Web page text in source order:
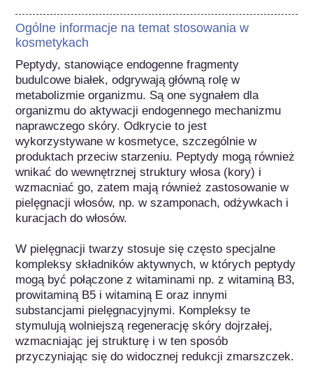
Ogólne informacje na temat stosowania w
kosmetykach
Peptydy, stanowiące endogenne fragmenty
budulcowe białek, odgrywają główną rolę w
metabolizmie organizmu. Są one sygnałem dla
organizmu do aktywacji endogennego mechanizmu
naprawczego skóry. Odkrycie to jest
wykorzystywane w kosmetyce, szczególnie w
produktach przeciw starzeniu. Peptydy mogą również
wnikać do wewnętrznej struktury włosa (kory) i
wzmacniać go, zatem mają również zastosowanie w
pielęgnacji włosów, np. w szamponach, odżywkach i
kuracjach do włosów.
W pielęgnacji twarzy stosuje się często specjalne
kompleksy składników aktywnych, w których peptydy
mogą być połączone z witaminami np. z witaminą B3,
prowitaminą B5 i witaminą E oraz innymi
substancjami pielęgnacyjnymi. Kompleksy te
stymulują wolniejszą regenerację skóry dojrzałej,
wzmacniając jej strukturę i w ten sposób
przyczyniając się do widocznej redukcji zmarszczek.